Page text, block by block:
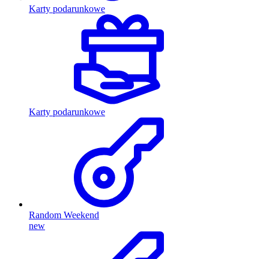
Karty podarunkowe
Karty podarunkowe
Random Weekend
new